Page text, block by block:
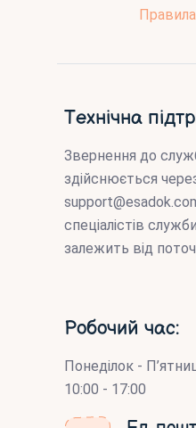
Технічна
Звернення до
здійснюється
спеціалістів
залежить від
Робочий час:
Понеділок -
10:00 - 17:00